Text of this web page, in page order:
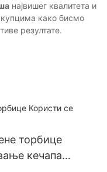
највишег квалитета и
како бисмо
резултате.
торбице
кечапа